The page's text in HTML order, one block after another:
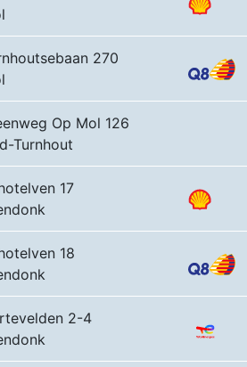
270
Op Mol 126
Turnhout
17
18
2-4